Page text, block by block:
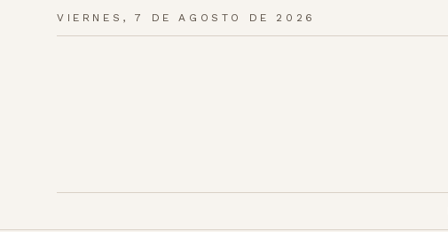
VIERNES, 7 DE AGOSTO DE 2026